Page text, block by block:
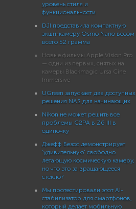
уровень стиля и
функциональности
DJI представила компактную
экшн-камеру Osmo Nano весом
всего 52 грамма
Новые фильмы Apple Vision Pro
— одни из первых, снятых на
камеры Blackmagic Ursa Cine
Immersive
UGreen запускает два доступных
решения NAS для начинающих
Nikon не может решить все
проблемы C2PA в Z6 III в
одиночку
Джефф Безос демонстрирует
‘удивительную’ свободно
летающую космическую камеру,
но что это за вращающееся
стекло?
Мы протестировали этот AI-
стабилизатор для смартфонов,
который делает мобильную